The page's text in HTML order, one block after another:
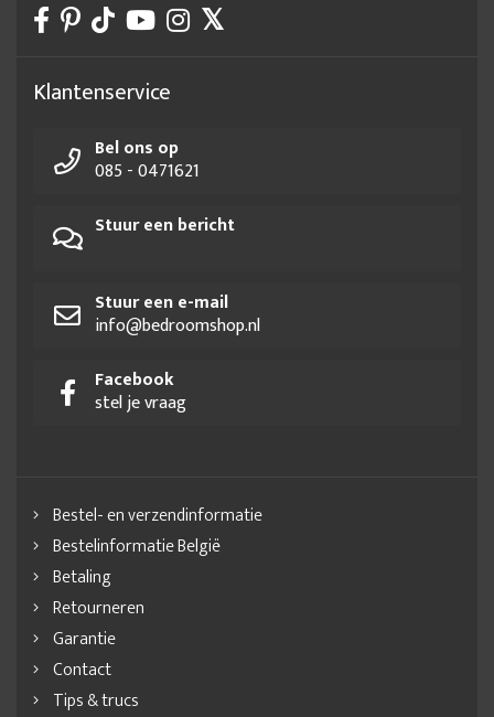
Klantenservice
Bel ons op
085 - 0471621
Stuur een bericht
Stuur een e-mail
info@bedroomshop.nl
Facebook
stel je vraag
Bestel- en verzendinformatie
Bestelinformatie België
Betaling
Retourneren
Garantie
Contact
Tips & trucs